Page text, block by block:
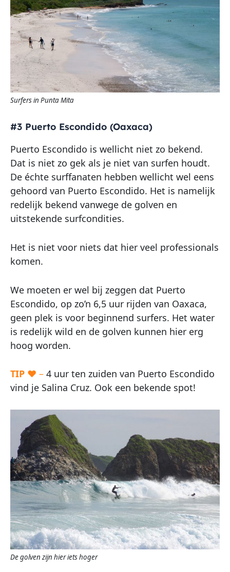
Surfers in Punta Mita
#3 Puerto Escondido (Oaxaca)
Puerto Escondido is wellicht niet zo bekend.
Dat is niet zo gek als je niet van surfen houdt.
De échte surffanaten hebben wellicht wel eens
gehoord van Puerto Escondido. Het is namelijk
redelijk bekend vanwege de golven en
uitstekende surfcondities.
Het is niet voor niets dat hier veel professionals
komen.
We moeten er wel bij zeggen dat Puerto
Escondido, op zo’n 6,5 uur rijden van Oaxaca,
geen plek is voor beginnend surfers. Het water
is redelijk wild en de golven kunnen hier erg
hoog worden.
TIP ♥ – 4 uur ten zuiden van Puerto Escondido
vind je Salina Cruz. Ook een bekende spot!
De golven zijn hier iets hoger